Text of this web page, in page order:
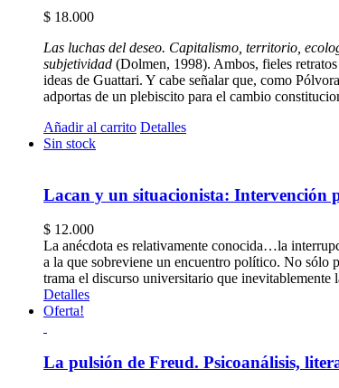
$ 18.000
Las luchas del deseo. Capitalismo, territorio,
subjetividad (Dolmen, 1998). Ambos, fieles
ideas de Guattari. Y cabe señalar que, como
adportas de un plebiscito para el cambio
Añadir al carrito Detalles
Sin stock
Lacan y un situacionista: Intervención
$ 12.000
La anécdota es relativamente conocida…la
a la que sobreviene un encuentro político. No sólo
trama el discurso universitario que inevitablemente
Detalles
Oferta!
La pulsión de Freud. Psicoanálisis,